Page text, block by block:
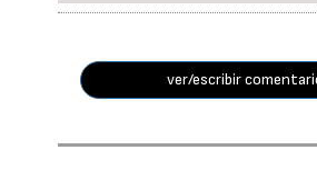
ver/escribir